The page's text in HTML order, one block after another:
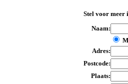
Stel voor meer
Naam:
Adres:
Postcode:
Plaats: